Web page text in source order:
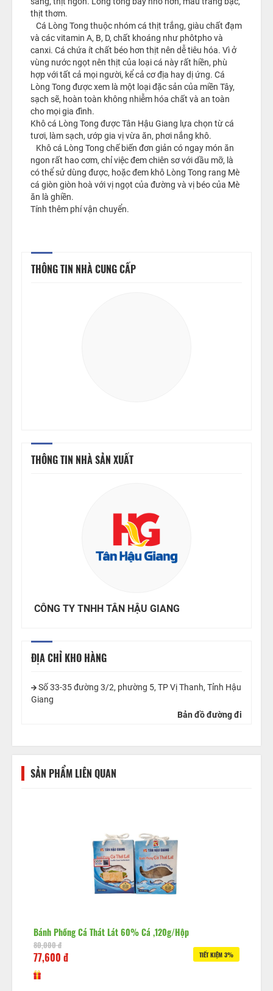
thịt thơm.
Cá Lòng Tong thuộc nhóm cá thịt trắng, giàu chất đạm
và các vitamin A, B, D, chất khoáng như phôtpho và
canxi. Cá chứa ít chất béo hơn thịt nên dễ tiêu hóa. Vì ở
vùng nước ngọt nên thịt của loại cá này rất hiền, phù
hợp với tất cả mọi người, kể cả cơ địa hay dị ứng. Cá
Lòng Tong được xem là một loại đặc sản của miền Tây,
sạch sẽ, hoàn toàn không nhiễm hóa chất và an toàn
cho mọi gia đình.
Khô cá Lòng Tong được Tân Hậu Giang lựa chọn từ cá
tươi, làm sạch, ướp gia vị vừa ăn, phơi nắng khô.
Khô cá Lòng Tong chế biến đơn giản có ngay món ăn
ngon rất hao cơm, chỉ việc đem chiên sơ với dầu mỡ, là
có thể sử dùng được, hoặc đem khô Lòng Tong rang Mè
cá giòn giòn hoà với vị ngọt của đường và vị béo của Mè
ăn là ghiền.
Tính thêm phí vận chuyển.
THÔNG TIN NHÀ CUNG CẤP
THÔNG TIN NHÀ SẢN XUẤT
CÔNG TY TNHH TÂN HẬU GIANG
ĐỊA CHỈ KHO HÀNG
Số 33-35 đường 3/2, phường 5, TP Vị Thanh, Tỉnh Hậu
Giang
Bản đồ đường đi
SẢN PHẨM LIÊN QUAN
Bánh Phồng Cá Thát Lát 60% Cá ,120g/hộp
80,000 đ
77,600 đ TIẾT KIỆM 3%